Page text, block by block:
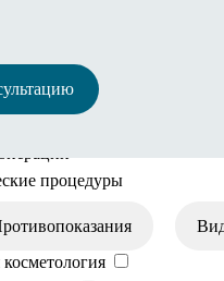
процедуры